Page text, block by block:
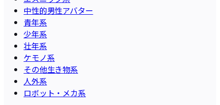
中性的男性アバター
青年系
少年系
壮年系
ケモノ系
その他生き物系
人外系
ロボット・メカ系